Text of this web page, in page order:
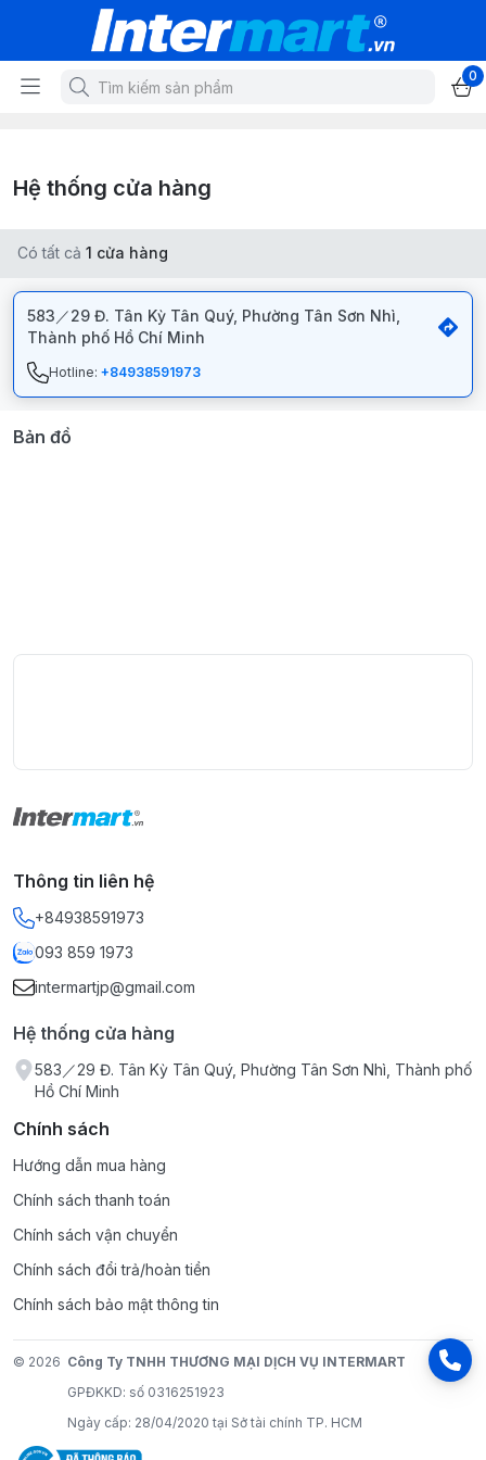
0
Hệ thống cửa hàng
Có tất cả 1 cửa hàng
583／29 Đ. Tân Kỳ Tân Quý, Phường Tân Sơn Nhì,
Thành phố Hồ Chí Minh
Hotline: +84938591973
Bản đồ
Thông tin liên hệ
+84938591973
093 859 1973
intermartjp@gmail.com
Hệ thống cửa hàng
583／29 Đ. Tân Kỳ Tân Quý, Phường Tân Sơn Nhì, Thành phố
Hồ Chí Minh
Chính sách
Hướng dẫn mua hàng
Chính sách thanh toán
Chính sách vận chuyển
Chính sách đổi trả/hoàn tiền
Chính sách bảo mật thông tin
© 2026 Công Ty TNHH THƯƠNG MẠI DỊCH VỤ INTERMART
GPĐKKD: số 0316251923
Ngày cấp: 28/04/2020 tại Sở tài chính TP. HCM